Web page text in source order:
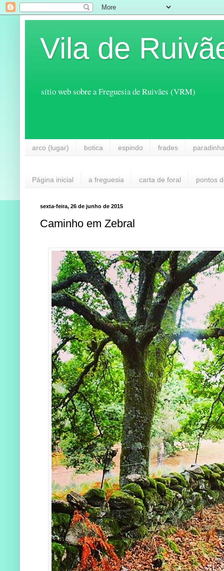
Vila de
sítio web sobre a Freguesia de Ruivães (VRM)
arco (lugar) botica espindo frades
Página inicial a freguesia carta de foral pontos
sexta-feira, 26 de junho de 2015
Caminho em Zebral